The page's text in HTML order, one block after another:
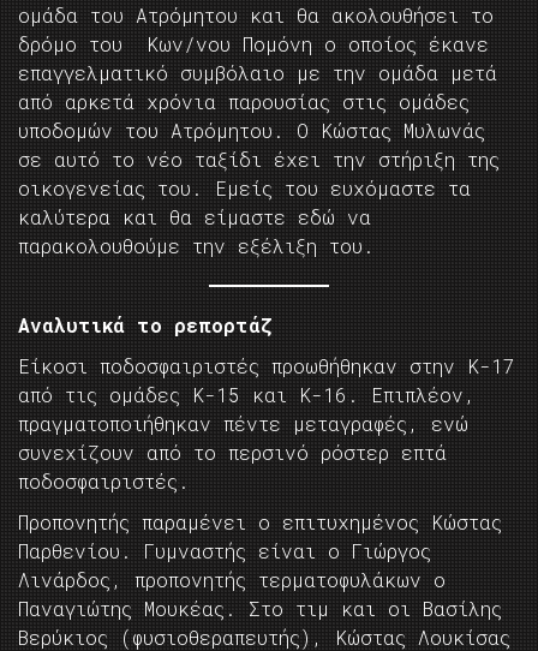
ομάδα του Ατρόμητου και θα ακολουθήσει το
δρόμο του Κων/νου Πομόνη ο οποίος έκανε
επαγγελματικό συμβόλαιο με την ομάδα μετά
από αρκετά χρόνια παρουσίας στις ομάδες
υποδομών του Ατρόμητου. Ο Κώστας Μυλωνάς
σε αυτό το νέο ταξίδι έχει την στήριξη της
οικογενείας του. Εμείς του ευχόμαστε τα
καλύτερα και θα είμαστε εδώ να
παρακολουθούμε την εξέλιξη του.
Αναλυτικά το ρεπορτάζ
Είκοσι ποδοσφαιριστές προωθήθηκαν στην Κ-17
από τις ομάδες Κ-15 και Κ-16. Επιπλέον,
πραγματοποιήθηκαν πέντε μεταγραφές, ενώ
συνεχίζουν από το περσινό ρόστερ επτά
ποδοσφαιριστές.
Προπονητής παραμένει ο επιτυχημένος Κώστας
Παρθενίου. Γυμναστής είναι ο Γιώργος
Λινάρδος, προπονητής τερματοφυλάκων ο
Παναγιώτης Μουκέας. Στο τιμ και οι Βασίλης
Βερύκιος (φυσιοθεραπευτής), Κώστας Λουκίσας